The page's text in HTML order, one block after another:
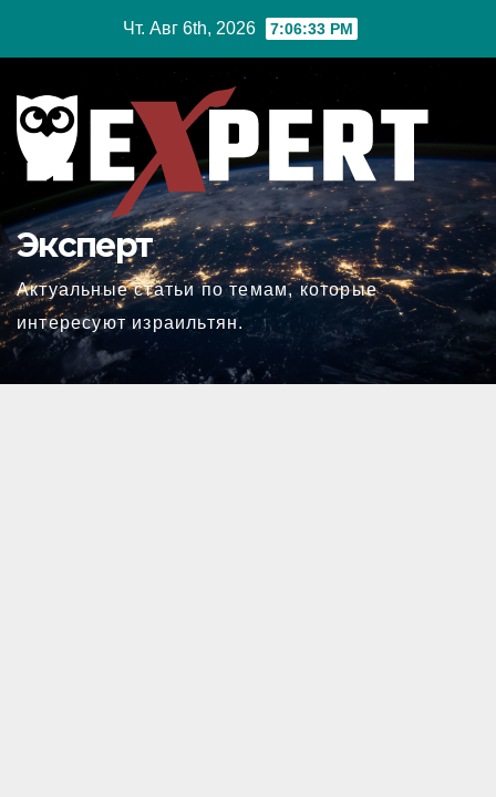
Чт. Авг 6th, 2026 7:06:33 PM
Эксперт
Актуальные статьи по темам, которые
интересуют израильтян.